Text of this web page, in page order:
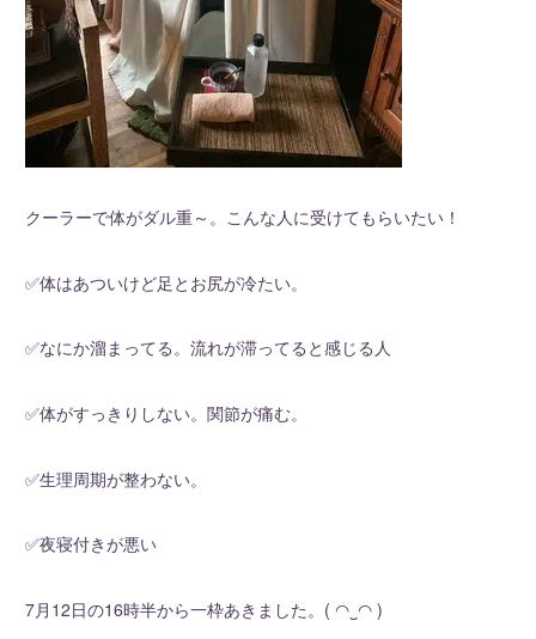
クーラーで体がダル重～。こんな人に受けてもらいたい！
✅体はあついけど足とお尻が冷たい。
✅なにか溜まってる。流れが滞ってると感じる人
✅体がすっきりしない。関節が痛む。
✅生理周期が整わない。
✅夜寝付きが悪い
7月12日の16時半から一枠あきました。( ◠‿◠ )